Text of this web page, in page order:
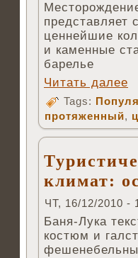
представляет
ценнейшие
и каменные
барелье
Читать далее
Tags:
протяженный,
климат:
ЧТ, 16/12/2010 -
Баня-Лука
костюм и